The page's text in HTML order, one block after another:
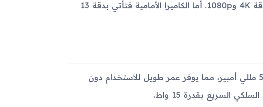
ميجابكسل. تدعم الكاميرا الخلفية تصوير فيديوهات بدقة 4K و1080p. أما الكاميرا الأمامية فتأتي بدقة 13
يأتي الجهاز ببطارية قوية غير قابلة للإزالة بسعة 5000 مللي أمبير، مما يوفر عمر طويل للاستخدام دون
السريع بقدرة 15 واط.